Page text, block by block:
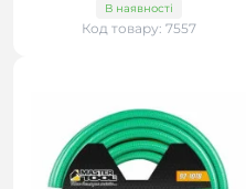
В наявності
Код товару: 7557